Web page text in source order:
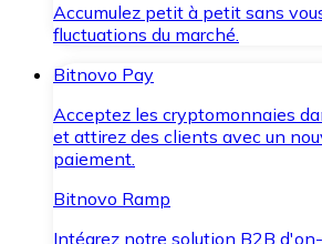
Accumulez petit à petit sans
fluctuations du marché.
Bitnovo Pay
Acceptez les cryptomonnaies
et attirez des clients avec un
paiement.
Bitnovo Ramp
Intégrez notre solution B2B